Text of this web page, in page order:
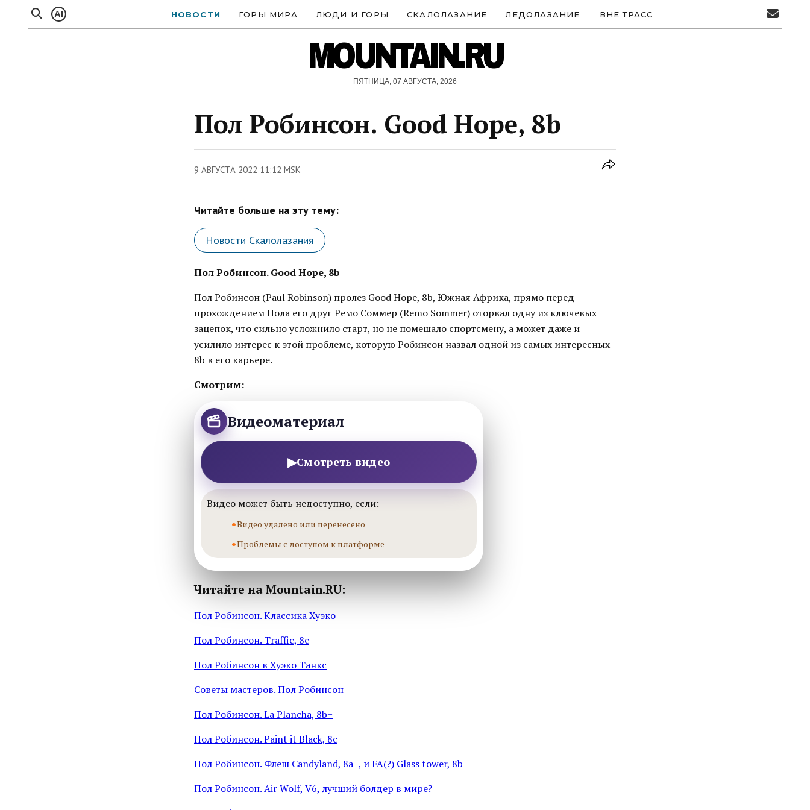
AI НОВОСТИ ГОРЫ МИРА ЛЮДИ И ГОРЫ СКАЛОЛАЗАНИЕ ЛЕДОЛАЗАНИЕ ВНЕ ТРАСС
MOUNTAIN.RU
ПЯТНИЦА, 07 АВГУСТА, 2026
Пол Робинсон. Good Hope, 8b
9 АВГУСТА 2022 11:12 MSK
Читайте больше на эту тему:
Новости Скалолазания
Пол Робинсон. Good Hope, 8b
Пол Робинсон (Paul Robinson) пролез Good Hope, 8b, Южная Африка, прямо перед
прохождением Пола его друг Ремо Соммер (Remo Sommer) оторвал одну из ключевых
зацепок, что сильно усложнило старт, но не помешало спортсмену, а может даже и
усилило интерес к этой проблеме, которую Робинсон назвал одной из самых интересных
8b в его карьере.
Смотрим:
Видеоматериал
▶Смотреть видео
Видео может быть недоступно, если:
Видео удалено или перенесено
Проблемы с доступом к платформе
Читайте на Mountain.RU:
Пол Робинсон. Классика Хуэко
Пол Робинсон. Traffic, 8c
Пол Робинсон в Хуэко Танкс
Советы мастеров. Пол Робинсон
Пол Робинсон. La Plancha, 8b+
Пол Робинсон. Paint it Black, 8c
Пол Робинсон. Флеш Candyland, 8а+, и FA(?) Glass tower, 8b
Пол Робинсон. Air Wolf, V6, лучший болдер в мире?